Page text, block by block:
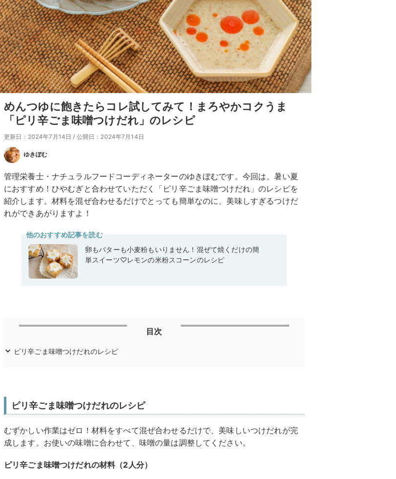
めんつゆに飽きたらコレ試してみて！まろやかコクうま
「ピリ辛ごま味噌つけだれ」のレシピ
更新日：2024年7月14日 / 公開日：2024年7月14日
ゆきぼむ
管理栄養士・ナチュラルフードコーディネーターのゆきぼむです。今回は、暑い夏
におすすめ！ひやむぎと合わせていただく「ピリ辛ごま味噌つけだれ」のレシピを
紹介します。材料を混ぜ合わせるだけでとっても簡単なのに、美味しすぎるつけだ
れができあがりますよ！
他のおすすめ記事を読む
卵もバターも小麦粉もいりません！混ぜて焼くだけの簡
単スイーツ♡レモンの米粉スコーンのレシピ
目次
ピリ辛ごま味噌つけだれのレシピ
ピリ辛ごま味噌つけだれのレシピ
むずかしい作業はゼロ！材料をすべて混ぜ合わせるだけで、美味しいつけだれが完
成します。お使いの味噌に合わせて、味噌の量は調整してください。
ピリ辛ごま味噌つけだれの材料（2人分）